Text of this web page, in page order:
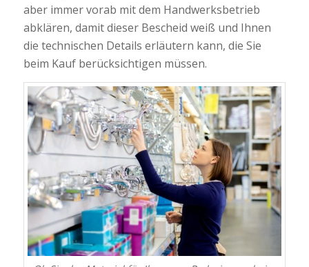
aber immer vorab mit dem Handwerksbetrieb
abklären, damit dieser Bescheid weiß und Ihnen
die technischen Details erläutern kann, die Sie
beim Kauf berücksichtigen müssen.